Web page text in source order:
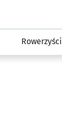
Rowerzyści